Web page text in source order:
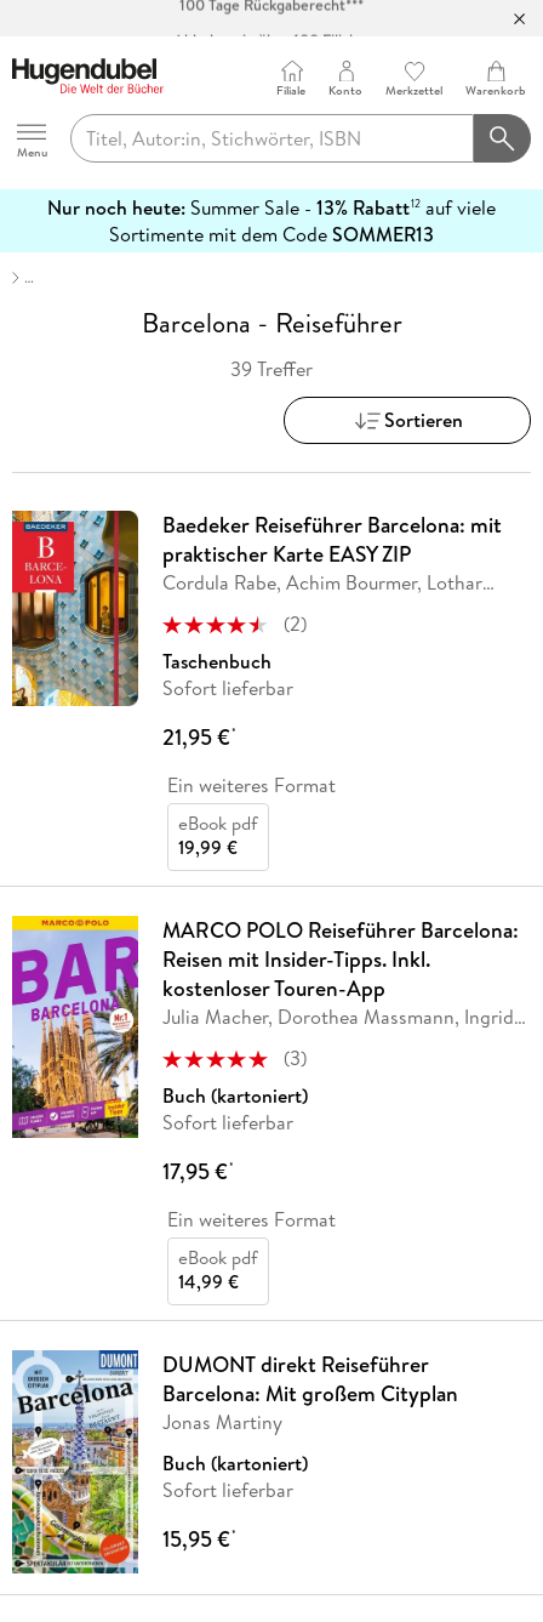
Abholung in über 100 Filialen
Hugendubel
Menu
Filiale Konto Merkzettel Warenkorb
Nur noch heute: Summer Sale - 13% Rabatt12 auf viele
Sortimente mit dem CodeSOMMER13
erfahren
…
Barcelona - Reiseführer
39 Treffer
Sortieren
Baedeker Reiseführer Barcelona: mit
praktischer Karte EASY ZIP
Cordula Rabe, Achim Bourmer, Lothar
(2)
Taschenbuch
Sofort lieferbar
21,95 €*
Ein weiteres Format
eBook pdf
19,99 €
MARCO POLO Reiseführer Barcelona:
Reisen mit Insider-Tipps. Inkl.
kostenloser Touren-App
Julia Macher, Dorothea Massmann, Ingrid
(3)
Buch (kartoniert)
Sofort lieferbar
17,95 €*
Ein weiteres Format
eBook pdf
14,99 €
DUMONT direkt Reiseführer
Barcelona: Mit großem Cityplan
Jonas Martiny
Buch (kartoniert)
Sofort lieferbar
15,95 €*